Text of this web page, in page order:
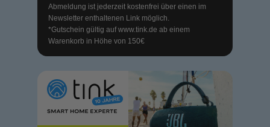
Abmeldung ist jederzeit kostenfrei über einen im
Newsletter enthaltenen Link möglich.
*Gutschein gültig aufwww.tink.de ab einem
Warenkorb in Höhe von 150€